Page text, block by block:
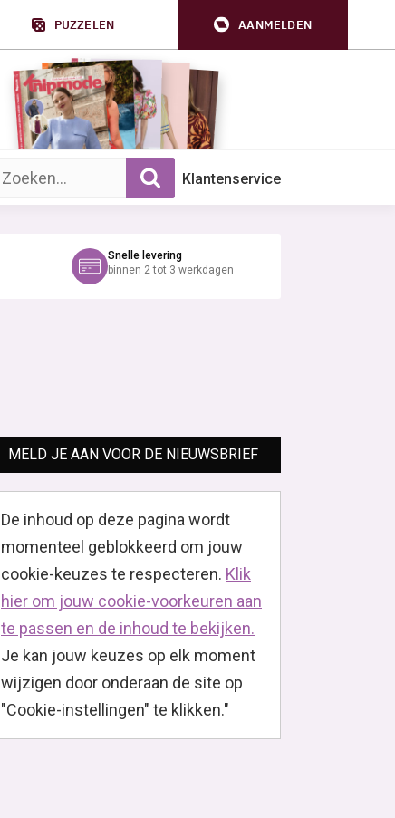
PUZZELEN AANMELDEN
Zoek op trefwoord: Klantenservice
Snelle levering
binnen 2 tot 3 werkdagen
MELD JE AAN VOOR DE NIEUWSBRIEF
De inhoud op deze pagina wordt
momenteel geblokkeerd om jouw
cookie-keuzes te respecteren. Klik
hier om jouw cookie-voorkeuren aan
te passen en de inhoud te bekijken.
Je kan jouw keuzes op elk moment
wijzigen door onderaan de site op
"Cookie-instellingen" te klikken."